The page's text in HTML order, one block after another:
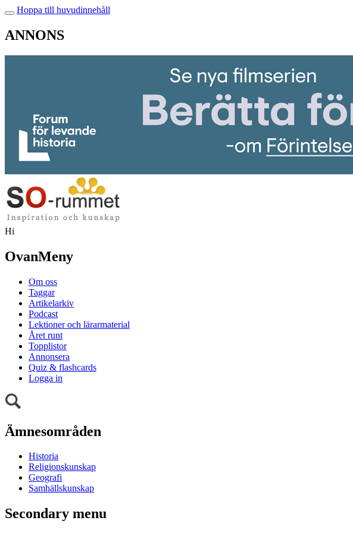
Hoppa till huvudinnehåll
ANNONS
Hi
OvanMeny
Om oss
Taggar
Artikelarkiv
Podcast
Lektioner och lärarmaterial
Året runt
Topplistor
Annonsera
Quiz & flashcards
Logga in
Ämnesområden
Historia
Religionskunskap
Geografi
Samhällskunskap
Secondary menu